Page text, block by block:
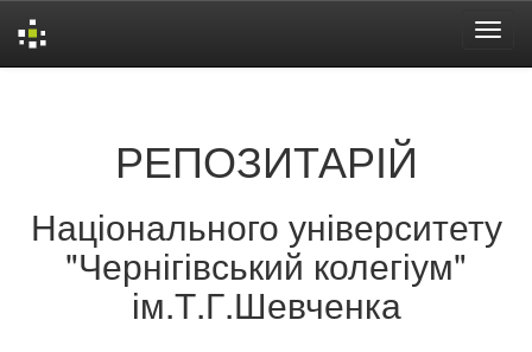
РЕПОЗИТАРІЙ
Національного університету
"Чернігівський колегіум"
ім.Т.Г.Шевченка